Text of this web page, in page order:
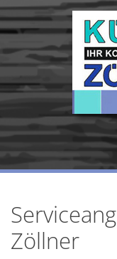
Zum Inhalt springen
Zöllner